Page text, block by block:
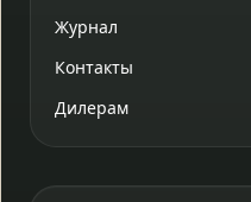
Журнал
Контакты
Дилерам